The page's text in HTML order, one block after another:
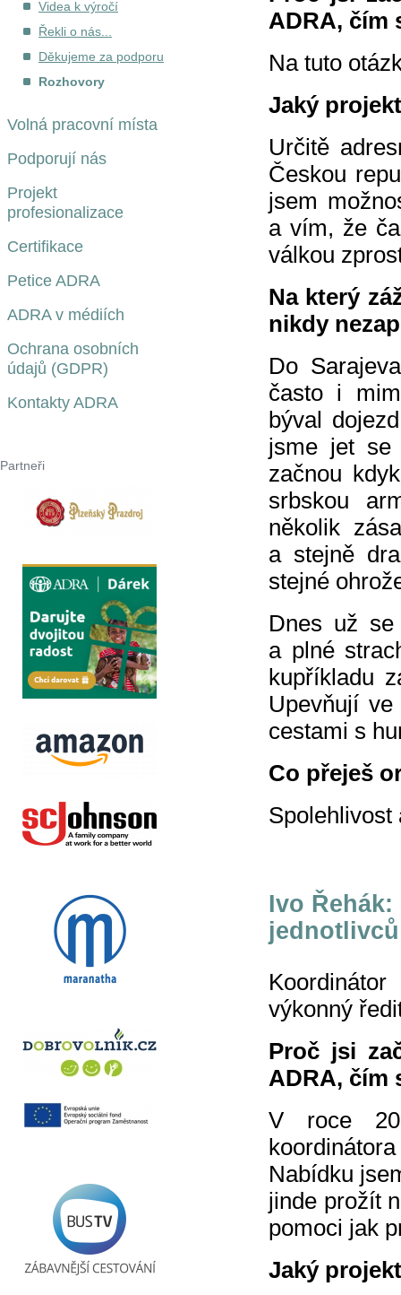
Videa k výročí
Řekli o nás...
Děkujeme za podporu
Rozhovory
Volná pracovní místa
Podporují nás
Projekt
profesionalizace
Certifikace
Petice ADRA
ADRA v médiích
Ochrana osobních
údajů (GDPR)
Kontakty ADRA
Partneři
ADRA, čím
Na tuto
Jaký
Určitě
Českou
jsem
a vím, že
válkou
Na který
nikdy
Do
často i
býval
jsme jet se
začnou
srbskou
několik
a stejně
stejné
Dnes už
a plné
kupříkladu
Upevňují
cestami s
Co přeješ
Spolehlivost
Ivo
výkonný
Proč jsi
ADRA, čím
V roce
Nabídku
jinde prožít
pomoci jak
Jaký